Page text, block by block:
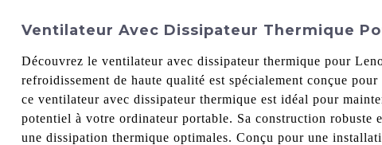
Ventilateur Avec Dissipateur Thermique
Découvrez le ventilateur avec dissipateur thermique pour
refroidissement de haute qualité est spécialement conçue
ce ventilateur avec dissipateur thermique est idéal pour
potentiel à votre ordinateur portable. Sa construction
une dissipation thermique optimales. Conçu pour une